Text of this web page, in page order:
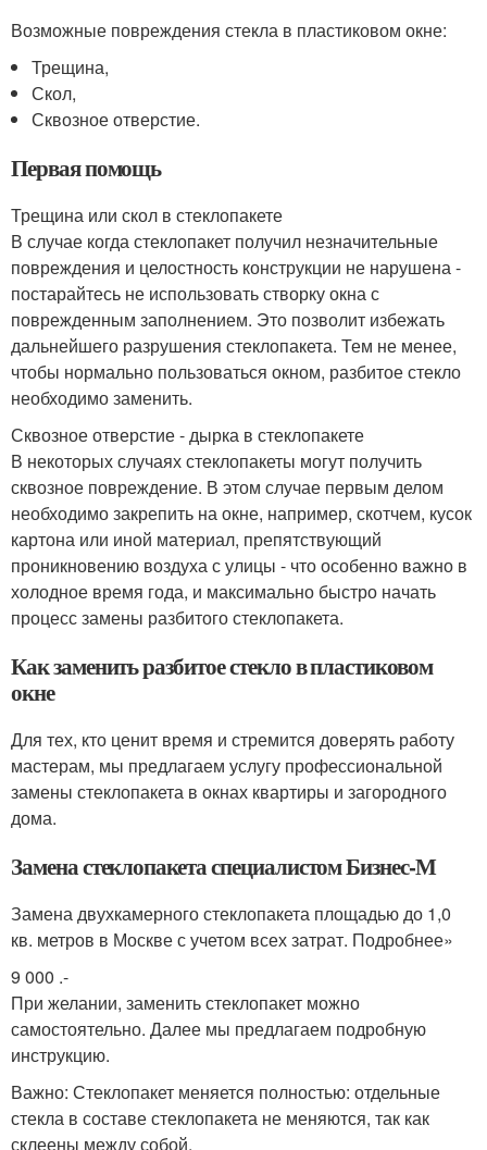
Возможные повреждения стекла в пластиковом окне:
Трещина,
Скол,
Сквозное отверстие.
Первая помощь
Трещина или скол в стеклопакете
В случае когда стеклопакет получил незначительные
повреждения и целостность конструкции не нарушена -
постарайтесь не использовать створку окна с
поврежденным заполнением. Это позволит избежать
дальнейшего разрушения стеклопакета. Тем не менее,
чтобы нормально пользоваться окном, разбитое стекло
необходимо заменить.
Сквозное отверстие - дырка в стеклопакете
В некоторых случаях стеклопакеты могут получить
сквозное повреждение. В этом случае первым делом
необходимо закрепить на окне, например, скотчем, кусок
картона или иной материал, препятствующий
проникновению воздуха с улицы - что особенно важно в
холодное время года, и максимально быстро начать
процесс замены разбитого стеклопакета.
Как заменить разбитое стекло в пластиковом
окне
Для тех, кто ценит время и стремится доверять работу
мастерам, мы предлагаем услугу профессиональной
замены стеклопакета в окнах квартиры и загородного
дома.
Замена стеклопакета специалистом Бизнес-М
Замена двухкамерного стеклопакета площадью до 1,0
кв. метров в Москве с учетом всех затрат. Подробнее»
9 000 .-
При желании, заменить стеклопакет можно
самостоятельно. Далее мы предлагаем подробную
инструкцию.
Важно: Стеклопакет меняется полностью: отдельные
стекла в составе стеклопакета не меняются, так как
склеены между собой.